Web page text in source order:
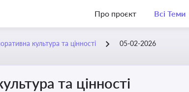
Про проєкт Всі Теми
культура та цінності 05-02-2026
та цінності